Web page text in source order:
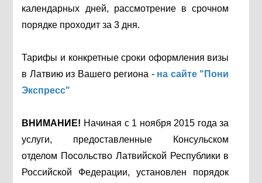
календарных дней, рассмотрение в срочном
порядке проходит за 3 дня.
Тарифы и конкретные сроки оформления визы
в Латвию из Вашего региона - на сайте "Пони
Экспресс"
ВНИМАНИЕ! Начиная с 1 ноября 2015 года за
услуги, предоставленные Консульском
отделом Посольство Латвийской Республики в
Российской Федерации, установлен порядок